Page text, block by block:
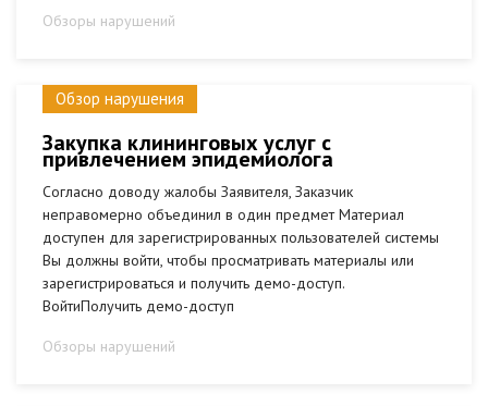
Обзоры нарушений
Обзор нарушения
Закупка клининговых услуг с
привлечением эпидемиолога
Согласно доводу жалобы Заявителя, Заказчик
неправомерно объединил в один предмет Материал
доступен для зарегистрированных пользователей системы
Вы должны войти, чтобы просматривать материалы или
зарегистрироваться и получить демо-доступ.
ВойтиПолучить демо-доступ
Обзоры нарушений